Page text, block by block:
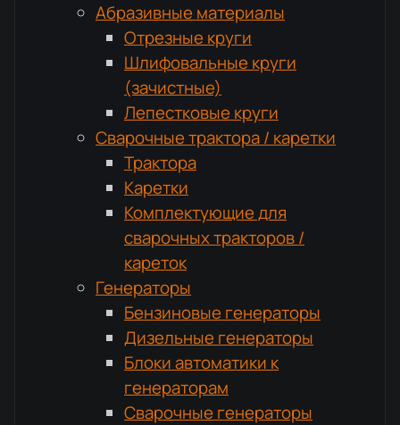
Абразивные материалы
Отрезные круги
Шлифовальные круги
(зачистные)
Лепестковые круги
Сварочные трактора / каретки
Трактора
Каретки
Комплектующие для
сварочных тракторов /
кареток
Генераторы
Бензиновые генераторы
Дизельные генераторы
Блоки автоматики к
генераторам
Сварочные генераторы